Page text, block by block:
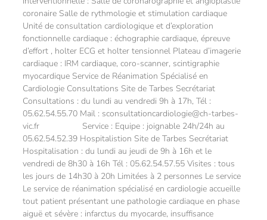
coronaire Salle de rythmologie et stimulation cardiaque
Unité de consultation cardiologique et d’exploration
fonctionnelle cardiaque : échographie cardiaque, épreuve
d’effort , holter ECG et holter tensionnel Plateau d’imagerie
cardiaque : IRM cardiaque, coro-scanner, scintigraphie
myocardique Service de Réanimation Spécialisé en
Cardiologie Consultations Site de Tarbes Secrétariat
Consultations : du lundi au vendredi 9h à 17h, Tél :
05.62.54.55.70 Mail : sconsultationcardiologie@ch-tarbes-
vic.fr Service : Equipe : joignable 24h/24h au
05.62.54.52.39 Hospitalistion Site de Tarbes Secrétariat
Hospitalisation : du lundi au jeudi de 9h à 16h et le
vendredi de 8h30 à 16h Tél : 05.62.54.57.55 Visites : tous
les jours de 14h30 à 20h Limitées à 2 personnes Le service
Le service de réanimation spécialisé en cardiologie accueille
tout patient présentant une pathologie cardiaque en phase
aiguë et sévère : infarctus du myocarde, insuffisance